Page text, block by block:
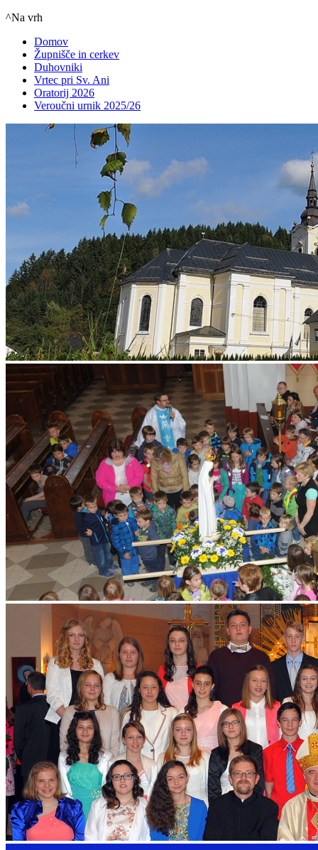
^Na vrh
Domov
Župnišče in cerkev
Duhovniki
Vrtec pri Sv. Ani
Oratorij 2026
Veroučni urnik 2025/26